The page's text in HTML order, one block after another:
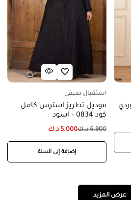
استقبال صيفي
موديل تطريز استرس كامل
كود 0834 – اسود
6.900 د.ك5.000 د.ك
إضافة إلى السلة
عرض المزيد